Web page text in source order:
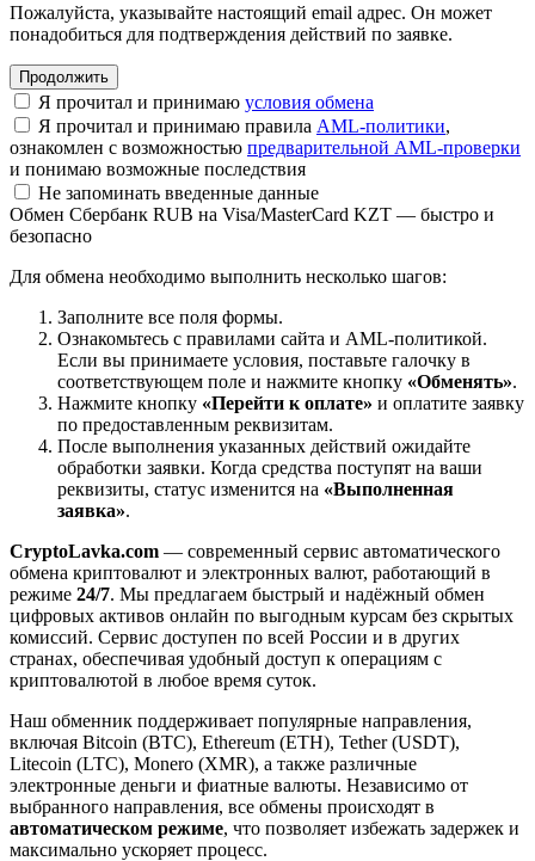
Пожалуйста, указывайте настоящий email адрес. Он может
понадобиться для подтверждения действий по заявке.
Я прочитал и принимаю условия обмена
Я прочитал и принимаю правила AML-политики,
ознакомлен с возможностью предварительной AML-проверки
и понимаю возможные последствия
Не запоминать введенные данные
Обмен Сбербанк RUB на Visa/MasterCard KZT — быстро и
безопасно
Для обмена необходимо выполнить несколько шагов:
Заполните все поля формы.
Ознакомьтесь с правилами сайта и AML-политикой.
Если вы принимаете условия, поставьте галочку в
соответствующем поле и нажмите кнопку «Обменять».
Нажмите кнопку «Перейти к оплате» и оплатите заявку
по предоставленным реквизитам.
После выполнения указанных действий ожидайте
обработки заявки. Когда средства поступят на ваши
реквизиты, статус изменится на «Выполненная
заявка».
CryptoLavka.com — современный сервис автоматического
обмена криптовалют и электронных валют, работающий в
режиме 24/7. Мы предлагаем быстрый и надёжный обмен
цифровых активов онлайн по выгодным курсам без скрытых
комиссий. Сервис доступен по всей России и в других
странах, обеспечивая удобный доступ к операциям с
криптовалютой в любое время суток.
Наш обменник поддерживает популярные направления,
включая Bitcoin (BTC), Ethereum (ETH), Tether (USDT),
Litecoin (LTC), Monero (XMR), а также различные
электронные деньги и фиатные валюты. Независимо от
выбранного направления, все обмены происходят в
автоматическом режиме, что позволяет избежать задержек и
максимально ускоряет процесс.